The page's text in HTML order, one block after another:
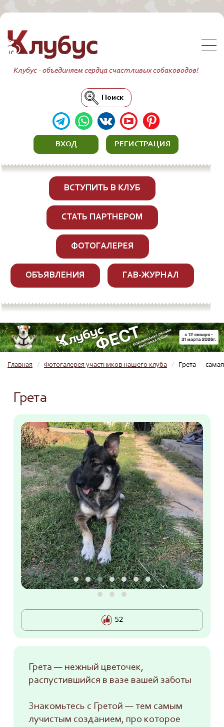
Клубус - объединяем сердца счастливых собаководов!
Поиск
ВХОД РЕГИСТРАЦИЯ
ВСТУПИТЬ В КЛУБ
СТАТЬ ПАРТНЕРОМ
ФОТОГАЛЕРЕЯ
ОБЪЯВЛЕНИЯ ГАВ-ЖУРНАЛ
Главная / Фотогалерея участников нашего клуба / Грета —
Грета
52
Грета — нежный цветочек,
распустившийся в вазе вашей заботы
Знакомьтесь с Гретой — тем самым
лучистым созданием, про которое